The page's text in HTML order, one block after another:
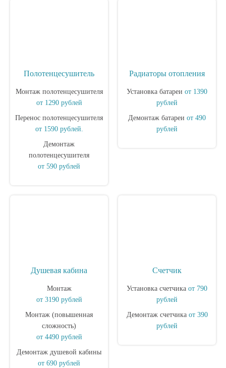
Полотенцесушитель
Монтаж полотенцесушителя
от 1290 рублей
Перенос полотенцесушителя
от 1590 рублей.
Демонтаж
полотенцесушителя
от 590 рублей
Радиаторы отопления
Установка батареи от 1390
рублей
Демонтаж батареи от 490
рублей
Душевая кабина
Монтаж
от 3190 рублей
Монтаж (повышенная
сложность)
от 4490 рублей
Демонтаж душевой кабины
от 690 рублей
Счетчик
Установка счетчика от 790
рублей
Демонтаж счетчика от 390
рублей